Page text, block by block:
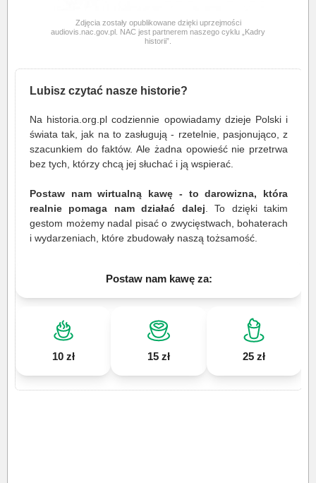
Zdjęcia zostały opublikowane dzięki uprzejmości
audiovis.nac.gov.pl. NAC jest partnerem naszego cyklu „Kadry
historii”.
Lubisz czytać nasze historie?
Na historia.org.pl codziennie opowiadamy dzieje Polski i
świata tak, jak na to zasługują - rzetelnie, pasjonująco, z
szacunkiem do faktów. Ale żadna opowieść nie przetrwa
bez tych, którzy chcą jej słuchać i ją wspierać.
Postaw nam wirtualną kawę - to darowizna, która
realnie pomaga nam działać dalej . To dzięki takim
gestom możemy nadal pisać o zwycięstwach, bohaterach
i wydarzeniach, które zbudowały naszą tożsamość.
Postaw nam kawę za:
10 zł 15 zł 25 zł